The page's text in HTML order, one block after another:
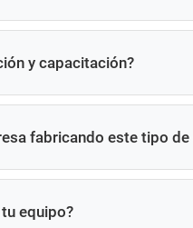
madera contrachapada.
y capacitación?
línea o in situ.
fabricando este tipo
de experiencia en la
equipo?